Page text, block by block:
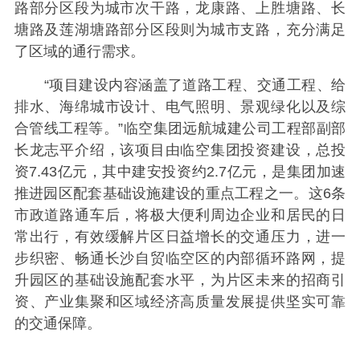
路部分区段为城市次干路，龙康路、上胜塘路、长
塘路及莲湖塘路部分区段则为城市支路，充分满足
了区域的通行需求。
“项目建设内容涵盖了道路工程、交通工程、给
排水、海绵城市设计、电气照明、景观绿化以及综
合管线工程等。”临空集团远航城建公司工程部副部
长龙志平介绍，该项目由临空集团投资建设，总投
资7.43亿元，其中建安投资约2.7亿元，是集团加速
推进园区配套基础设施建设的重点工程之一。这6条
市政道路通车后，将极大便利周边企业和居民的日
常出行，有效缓解片区日益增长的交通压力，进一
步织密、畅通长沙自贸临空区的内部循环路网，提
升园区的基础设施配套水平，为片区未来的招商引
资、产业集聚和区域经济高质量发展提供坚实可靠
的交通保障。